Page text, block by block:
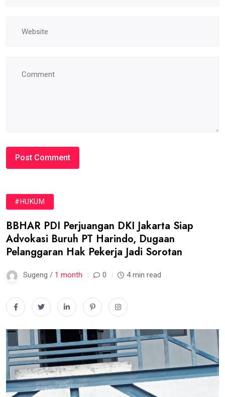
#HUKUM
BBHAR PDI Perjuangan DKI Jakarta Siap
Advokasi Buruh PT Harindo, Dugaan
Pelanggaran Hak Pekerja Jadi Sorotan
Sugeng / 1 month 0 4 min read